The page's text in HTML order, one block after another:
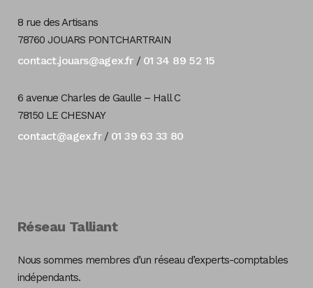
8 rue des Artisans
78760 JOUARS PONTCHARTRAIN
contact.jouars@agex.fr/ 01 34 89 52 15
6 avenue Charles de Gaulle – Hall C
78150 LE CHESNAY
contact@agex.fr/ 01 39 63 33 80
Réseau Talliant
Nous sommes membres d’un réseau d’experts-comptables
indépendants.